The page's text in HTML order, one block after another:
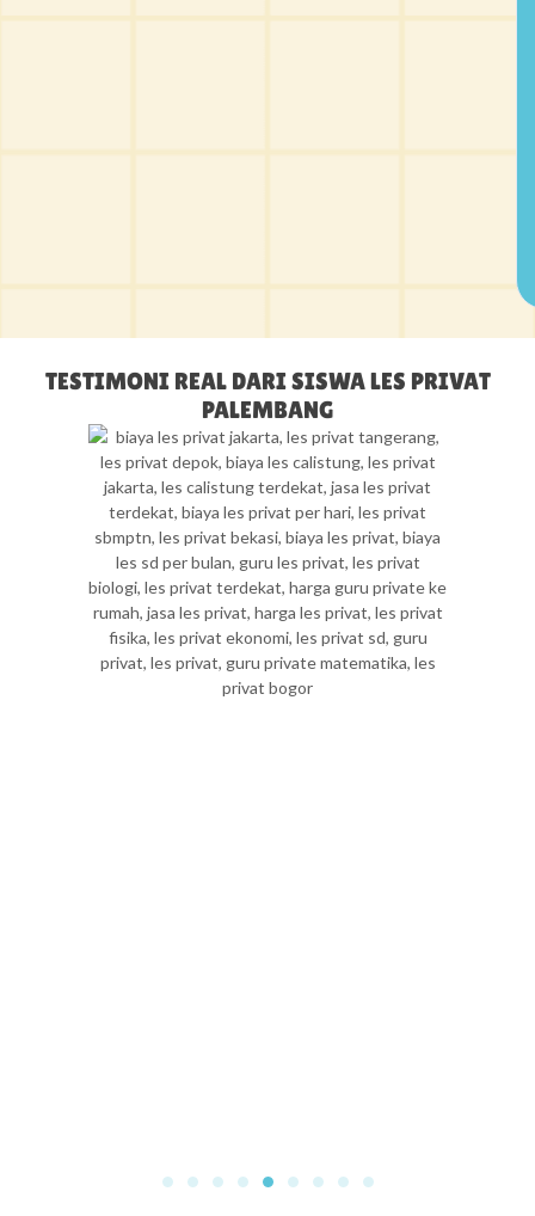
TESTIMONI REAL DARI SISWA LES PRIVAT
PALEMBANG